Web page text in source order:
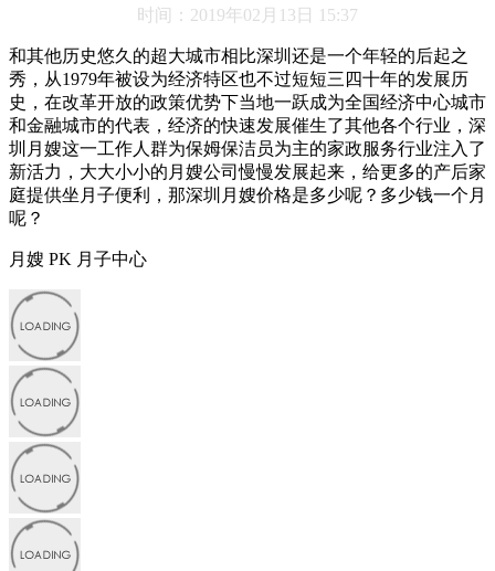
时间：2019年02月13日 15:37
和其他历史悠久的超大城市相比深圳还是一个年轻的后起之
秀，从1979年被设为经济特区也不过短短三四十年的发展历
史，在改革开放的政策优势下当地一跃成为全国经济中心城市
和金融城市的代表，经济的快速发展催生了其他各个行业，深
圳月嫂这一工作人群为保姆保洁员为主的家政服务行业注入了
新活力，大大小小的月嫂公司慢慢发展起来，给更多的产后家
庭提供坐月子便利，那深圳月嫂价格是多少呢？多少钱一个月
呢？
月嫂 PK 月子中心